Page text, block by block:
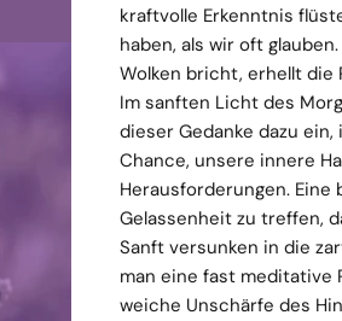
kraftvolle Erkenntnis
haben, als wir oft
Wolken bricht, erhellt die
Im sanften Licht des
dieser Gedanke dazu
Chance, unsere innere
Herausforderungen.
Gelassenheit zu treffen,
Sanft versunken in die
man eine fast meditative
weiche Unschärfe des